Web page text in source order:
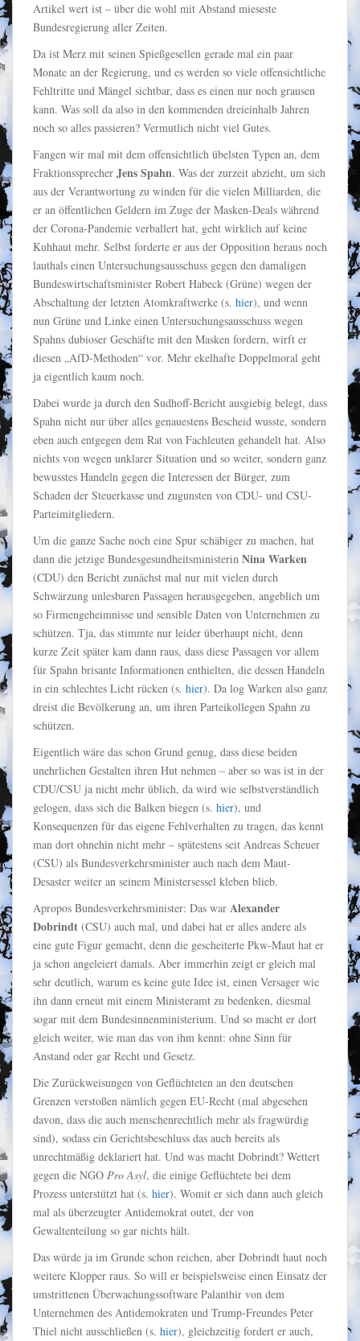
Artikel wert ist – über die wohl mit Abstand mieseste
Bundesregierung aller Zeiten.
Da ist Merz mit seinen Spießgesellen gerade mal ein paar
Monate an der Regierung, und es werden so viele offensichtliche
Fehltritte und Mängel sichtbar, dass es einen nur noch grausen
kann. Was soll da also in den kommenden dreieinhalb Jahren
noch so alles passieren? Vermutlich nicht viel Gutes.
Fangen wir mal mit dem offensichtlich übelsten Typen an, dem
Fraktionssprecher Jens Spahn. Was der zurzeit abzieht, um sich
aus der Verantwortung zu winden für die vielen Milliarden, die
er an öffentlichen Geldern im Zuge der Masken-Deals während
der Corona-Pandemie verballert hat, geht wirklich auf keine
Kuhhaut mehr. Selbst forderte er aus der Opposition heraus noch
lauthals einen Untersuchungsausschuss gegen den damaligen
Bundeswirtschaftsminister Robert Habeck (Grüne) wegen der
Abschaltung der letzten Atomkraftwerke (s. hier), und wenn
nun Grüne und Linke einen Untersuchungsausschuss wegen
Spahns dubioser Geschäfte mit den Masken fordern, wirft er
diesen „AfD-Methoden“ vor. Mehr ekelhafte Doppelmoral geht
ja eigentlich kaum noch.
Dabei wurde ja durch den Sudhoff-Bericht ausgiebig belegt, dass
Spahn nicht nur über alles genauestens Bescheid wusste, sondern
eben auch entgegen dem Rat von Fachleuten gehandelt hat. Also
nichts von wegen unklarer Situation und so weiter, sondern ganz
bewusstes Handeln gegen die Interessen der Bürger, zum
Schaden der Steuerkasse und zugunsten von CDU- und CSU-
Parteimitgliedern.
Um die ganze Sache noch eine Spur schäbiger zu machen, hat
dann die jetzige Bundesgesundheitsministerin Nina Warken
(CDU) den Bericht zunächst mal nur mit vielen durch
Schwärzung unlesbaren Passagen herausgegeben, angeblich um
so Firmengeheimnisse und sensible Daten von Unternehmen zu
schützen. Tja, das stimmte nur leider überhaupt nicht, denn
kurze Zeit später kam dann raus, dass diese Passagen vor allem
für Spahn brisante Informationen enthielten, die dessen Handeln
in ein schlechtes Licht rücken (s. hier). Da log Warken also ganz
dreist die Bevölkerung an, um ihren Parteikollegen Spahn zu
schützen.
Eigentlich wäre das schon Grund genug, dass diese beiden
unehrlichen Gestalten ihren Hut nehmen – aber so was ist in der
CDU/CSU ja nicht mehr üblich, da wird wie selbstverständlich
gelogen, dass sich die Balken biegen (s. hier), und
Konsequenzen für das eigene Fehlverhalten zu tragen, das kennt
man dort ohnehin nicht mehr – spätestens seit Andreas Scheuer
(CSU) als Bundesverkehrsminister auch nach dem Maut-
Desaster weiter an seinem Ministersessel kleben blieb.
Apropos Bundesverkehrsminister: Das war Alexander
Dobrindt (CSU) auch mal, und dabei hat er alles andere als
eine gute Figur gemacht, denn die gescheiterte Pkw-Maut hat er
ja schon angeleiert damals. Aber immerhin zeigt er gleich mal
sehr deutlich, warum es keine gute Idee ist, einen Versager wie
ihn dann erneut mit einem Ministeramt zu bedenken, diesmal
sogar mit dem Bundesinnenministerium. Und so macht er dort
gleich weiter, wie man das von ihm kennt: ohne Sinn für
Anstand oder gar Recht und Gesetz.
Die Zurückweisungen von Geflüchteten an den deutschen
Grenzen verstoßen nämlich gegen EU-Recht (mal abgesehen
davon, dass die auch menschenrechtlich mehr als fragwürdig
sind), sodass ein Gerichtsbeschluss das auch bereits als
unrechtmäßig deklariert hat. Und was macht Dobrindt? Wettert
gegen die NGO Pro Asyl, die einige Geflüchtete bei dem
Prozess unterstützt hat (s. hier). Womit er sich dann auch gleich
mal als überzeugter Antidemokrat outet, der von
Gewaltenteilung so gar nichts hält.
Das würde ja im Grunde schon reichen, aber Dobrindt haut noch
weitere Klopper raus. So will er beispielsweise einen Einsatz der
umstrittenen Überwachungssoftware Palanthir von dem
Unternehmen des Antidemokraten und Trump-Freundes Peter
Thiel nicht ausschließen (s. hier), gleichzeitig fordert er auch,